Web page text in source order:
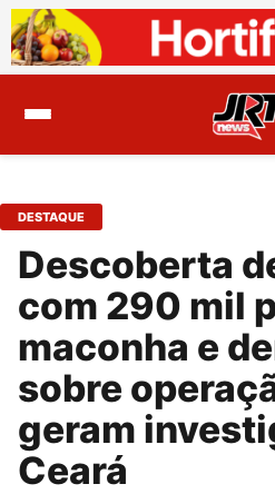
DESTAQUE
Descoberta
com 290 mil
maconha e
sobre
geram
Ceará